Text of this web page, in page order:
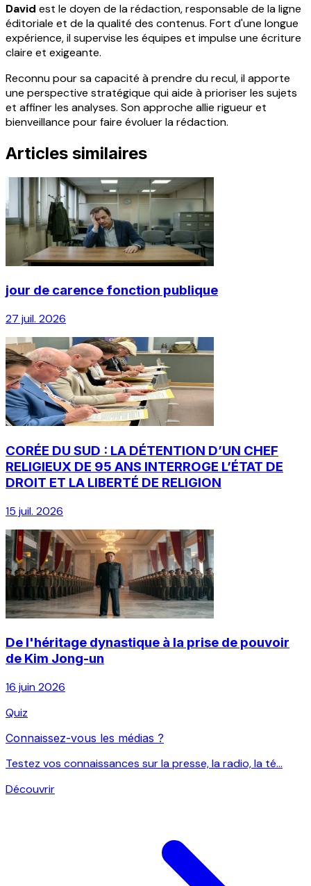
David est le doyen de la rédaction, responsable de la ligne
éditoriale et de la qualité des contenus. Fort d'une longue
expérience, il supervise les équipes et impulse une écriture
claire et exigeante.
Reconnu pour sa capacité à prendre du recul, il apporte
une perspective stratégique qui aide à prioriser les sujets
et affiner les analyses. Son approche allie rigueur et
bienveillance pour faire évoluer la rédaction.
Articles similaires
jour de carence fonction publique
27 juil. 2026
CORÉE DU SUD : LA DÉTENTION D’UN CHEF
RELIGIEUX DE 95 ANS INTERROGE L’ÉTAT DE
DROIT ET LA LIBERTÉ DE RELIGION
15 juil. 2026
De l'héritage dynastique à la prise de pouvoir
de Kim Jong-un
16 juin 2026
Quiz
Connaissez-vous les médias ?
Testez vos connaissances sur la presse, la radio, la té...
Découvrir